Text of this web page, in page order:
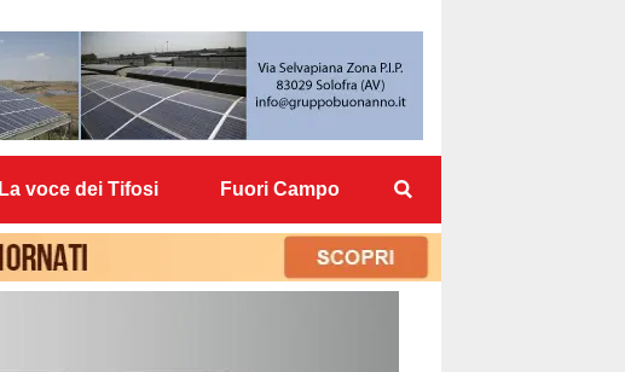
La voce dei Tifosi Fuori Campo